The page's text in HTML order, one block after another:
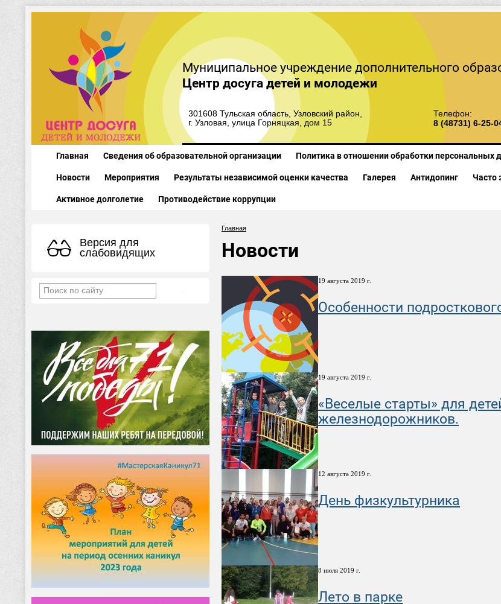
Муниципальное учреждение дополнительного
Центр досуга детей и молодежи
301608 Тульская область, Узловский район,
г. Узловая, улица Горняцкая, дом 15
Телефон:
8 (48731) 6-25-
Главная Сведения об образовательной организации Политика в отношении обработки персональных
Новости Мероприятия Результаты независимой оценки качества Галерея Антидопинг Часто
Активное долголетие Противодействие коррупции
Версия для
слабовидящих
Главная
Новости
19 августа 2019 г.
Особенности
19 августа 2019 г.
«Веселые старты» для
железнодорожников.
12 августа 2019 г.
День физкультурника
8 июля 2019 г.
Лето в парке